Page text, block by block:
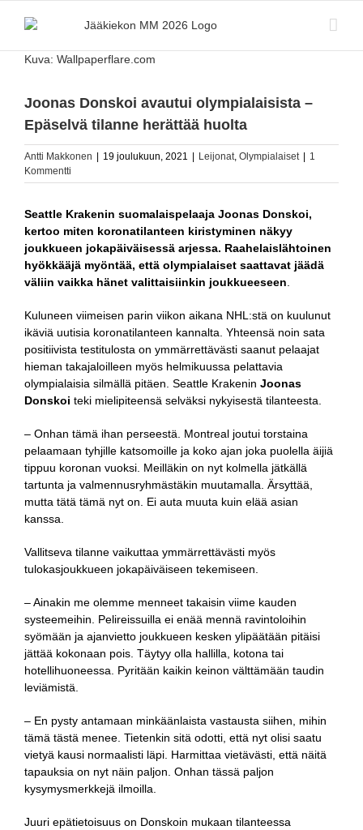
Katso
Kuva: Wallpaperflare.com
Joonas Donskoi avautui olympialaisista –
Epäselvä tilanne herättää huolta
Antti Makkonen 19 joulukuun, 2021 Leijonat, Olympialaiset
1
Kommentti
Seattle Krakenin suomalaispelaaja Joonas Donskoi,
kertoo miten koronatilanteen kiristyminen näkyy
joukkueen jokapäiväisessä arjessa. Raahelaislähtoinen
hyökkääjä myöntää, että olympialaiset saattavat jäädä
väliin vaikka hänet valittaisiinkin joukkueeseen
Kuluneen viimeisen parin viikon aikana NHL:stä on kuulunut
ikäviä uutisia koronatilanteen kannalta. Yhteensä noin sata
positiivista testitulosta on ymmärrettävästi saanut pelaajat
hieman takajaloilleen myös helmikuussa pelattavia
olympialaisia silmällä pitäen. Seattle Krakenin Joonas
Donskoi teki mielipiteensä selväksi nykyisestä tilanteesta.
– Onhan tämä ihan perseestä. Montreal joutui torstaina
pelaamaan tyhjille katsomoille ja koko ajan joka puolella äijiä
tippuu koronan vuoksi. Meilläkin on nyt kolmella jätkällä
tartunta ja valmennusryhmästäkin muutamalla. Ärsyttää,
mutta tätä tämä nyt on. Ei auta muuta kuin elää asian
kanssa.
Vallitseva tilanne vaikuttaa ymmärrettävästi myös
tulokasjoukkueen jokapäiväiseen tekemiseen.
– Ainakin me olemme menneet takaisin viime kauden
systeemeihin. Pelireissuilla ei enää mennä ravintoloihin
syömään ja ajanvietto joukkueen kesken ylipäätään pitäisi
jättää kokonaan pois. Täytyy olla hallilla, kotona tai
hotellihuoneessa. Pyritään kaikin keinon välttämään taudin
leviämistä.
– En pysty antamaan minkäänlaista vastausta siihen, mihin
tämä tästä menee. Tietenkin sitä odotti, että nyt olisi saatu
vietyä kausi normaalisti läpi. Harmittaa vietävästi, että näitä
tapauksia on nyt näin paljon. Onhan tässä paljon
kysymysmerkkejä ilmoilla.
Juuri epätietoisuus on Donskoin mukaan tilanteessa